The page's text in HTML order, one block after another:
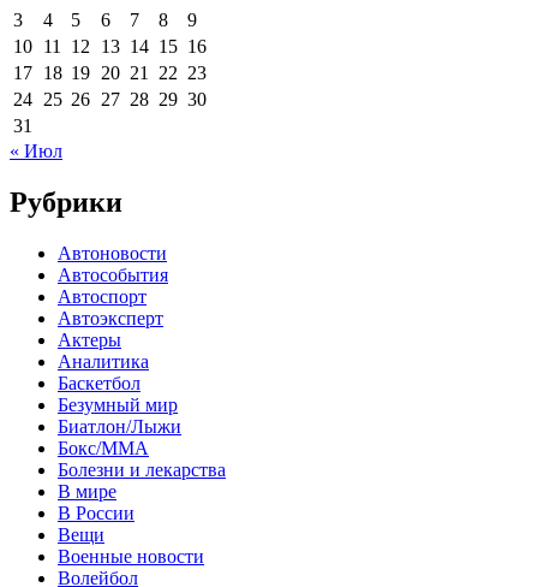
3
4 5 6 7 8
9
10 11 12 13 14 15 16
17 18 19 20 21 22 23
24 25 26 27 28 29 30
31
« Июл
Рубрики
Автоновости
Автособытия
Автоспорт
Автоэксперт
Актеры
Аналитика
Баскетбол
Безумный мир
Биатлон/Лыжи
Бокс/MMA
Болезни и лекарства
В мире
В России
Вещи
Военные новости
Волейбол